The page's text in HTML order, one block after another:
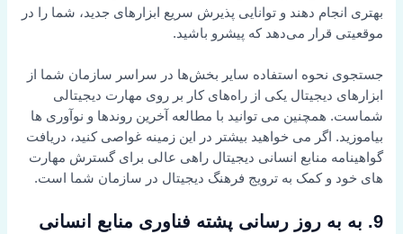
بهتری انجام دهند و توانایی پذیرش سریع ابزارهای جدید، شما را در
موقعیتی قرار می‌دهد که پیشرو باشید.
جستجوی نحوه استفاده سایر بخش‌ها در سراسر سازمان شما از
ابزارهای دیجیتال یکی از راه‌های کار بر روی مهارت دیجیتالی
شماست. همچنین می توانید با مطالعه آخرین روندها و نوآوری ها
بیاموزید. اگر می خواهید بیشتر در این زمینه غواصی کنید، دریافت
گواهینامه منابع انسانی دیجیتال راهی عالی برای گسترش مهارت
های خود و کمک به ترویج فرهنگ دیجیتال در سازمان شما است.
9. به به روز رسانی پشته فناوری منابع انسانی